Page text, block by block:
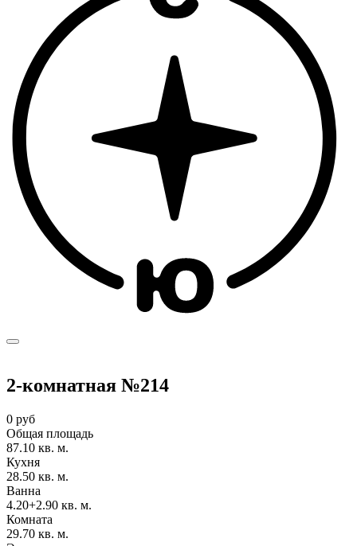
2-комнатная №214
0 руб
Общая площадь
87.10 кв. м.
Кухня
28.50 кв. м.
Ванна
4.20+2.90 кв. м.
Комната
29.70 кв. м.